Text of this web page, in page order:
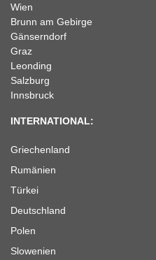
Wien
Brunn am Gebirge
Gänserndorf
Graz
Leonding
Salzburg
Innsbruck
INTERNATIONAL:
Griechenland
Rumänien
Türkei
Deutschland
Polen
Slowenien